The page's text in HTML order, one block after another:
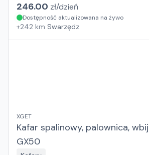
246.00 zł/dzień
Dostępność aktualizowana na żywo
+242 km Swarzędz
XGET
Kafar spalinowy, palownica,
GX50